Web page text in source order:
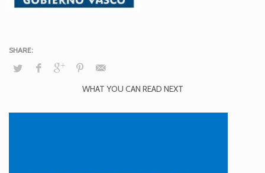
WHAT YOU CAN READ NEXT